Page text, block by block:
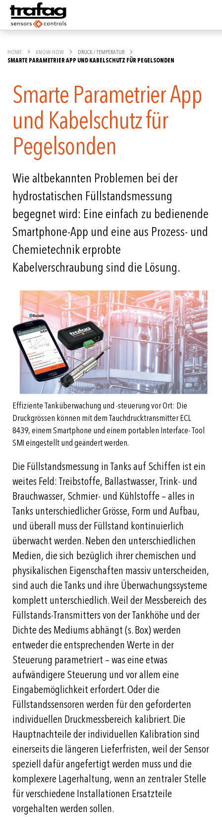
HOME KNOW-HOW
DRUCK / TEMPERATUR
SMARTE PARAMETRIER APP UND KABELSCHUTZ FÜR PEGELSONDEN
Smarte Parametrier App
und Kabelschutz für
Pegelsonden
Wie altbekannten Problemen bei der
hydrostatischen Füllstandsmessung
begegnet wird: Eine einfach zu bedienende
Smartphone-App und eine aus Prozess- und
Chemietechnik erprobte
Kabelverschraubung sind die Lösung.
Effiziente Tanküberwachung und -steuerung vor Ort: Die
Druckgrössen können mit dem Tauchdrucktransmitter ECL
8439, einem Smartphone und einem portablen Interface- Tool
SMI eingestellt und geändert werden.
Die Füllstandsmessung in Tanks auf Schiffen ist ein
weites Feld: Treibstoffe, Ballastwasser, Trink- und
Brauchwasser, Schmier- und Kühlstoffe – alles in
Tanks unterschiedlicher Grösse, Form und Aufbau,
und überall muss der Füllstand kontinuierlich
überwacht werden. Neben den unterschiedlichen
Medien, die sich bezüglich ihrer chemischen und
physikalischen Eigenschaften massiv unterscheiden,
sind auch die Tanks und ihre Überwachungssysteme
komplett unterschiedlich. Weil der Messbereich des
Füllstands-Transmitters von der Tankhöhe und der
Dichte des Mediums abhängt (s. Box) werden
entweder die entsprechenden Werte in der
Steuerung parametriert – was eine etwas
aufwändigere Steuerung und vor allem eine
Eingabemöglichkeit erfordert. Oder die
Füllstandssensoren werden für den geforderten
individuellen Druckmessbereich kalibriert. Die
Hauptnachteile der individuellen Kalibration sind
einerseits die längeren Lieferfristen, weil der Sensor
speziell dafür angefertigt werden muss und die
komplexere Lagerhaltung, wenn an zentraler Stelle
für verschiedene Installationen Ersatzteile
vorgehalten werden sollen.